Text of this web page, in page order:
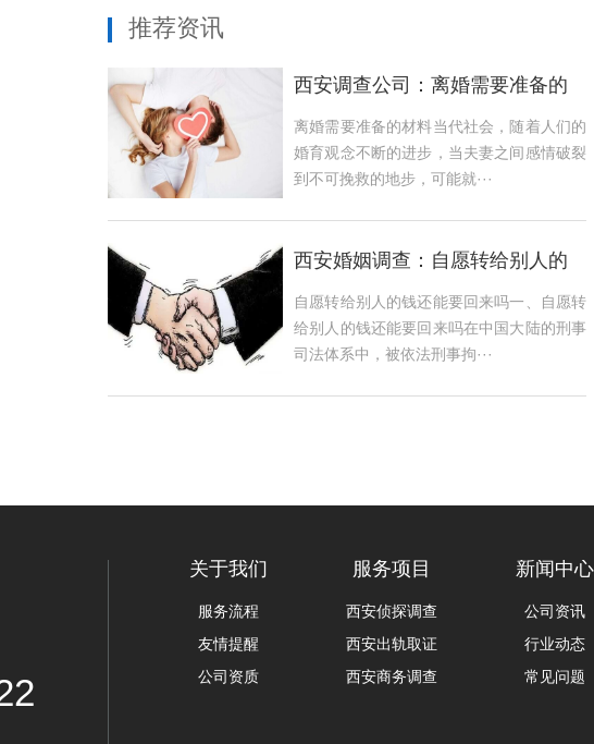
推荐资讯
西安调查公司：离婚需要准备的
材料
离婚需要准备的材料当代社会，随着人们的
婚育观念不断的进步，当夫妻之间感情破裂
到不可挽救的地步，可能就···
西安婚姻调查：自愿转给别人的
钱还能要回来吗
自愿转给别人的钱还能要回来吗一、自愿转
给别人的钱还能要回来吗在中国大陆的刑事
司法体系中，被依法刑事拘···
关于我们
服务流程
友情提醒
公司资质
服务项目
西安侦探调查
西安出轨取证
西安商务调查
新闻中心
公司资讯
行业动态
常见问题